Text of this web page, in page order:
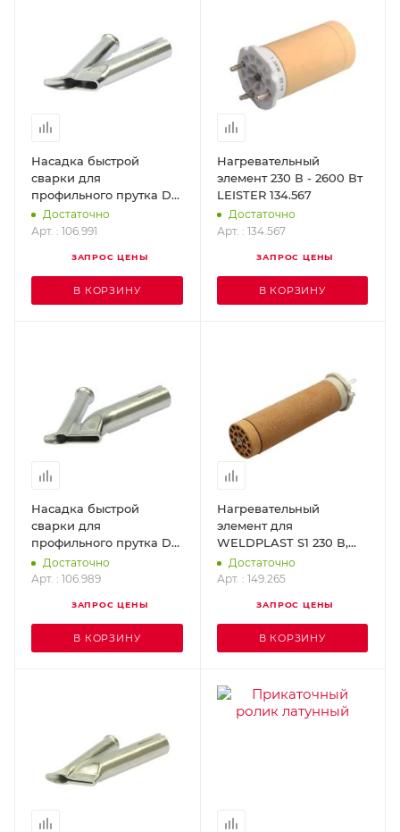
Насадка быстрой
сварки для
профильного прутка D-5
мм (насаживается на
стандартную насадку D-
Достаточно
Арт. : 106.991
ЗАПРОС ЦЕНЫ
В КОРЗИНУ
Нагревательный
элемент 230 В - 2600 Вт
LEISTER 134.567
Достаточно
Арт. : 134.567
ЗАПРОС ЦЕНЫ
В КОРЗИНУ
Насадка быстрой
сварки для
профильного прутка D-3
мм (насаживается на
стандартную насадку D-
Достаточно
Арт. : 106.989
ЗАПРОС ЦЕНЫ
В КОРЗИНУ
Нагревательный
элемент для
WELDPLAST S1 230 В,
1000 Вт LEISTER 149.265
Достаточно
Арт. : 149.265
ЗАПРОС ЦЕНЫ
В КОРЗИНУ